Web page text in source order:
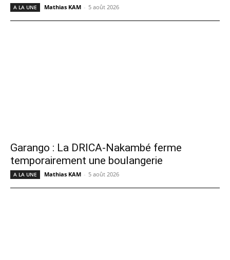
A LA UNE Mathias KAM - 5 août 2026
Garango : La DRICA-Nakambé ferme
temporairement une boulangerie
A LA UNE Mathias KAM - 5 août 2026